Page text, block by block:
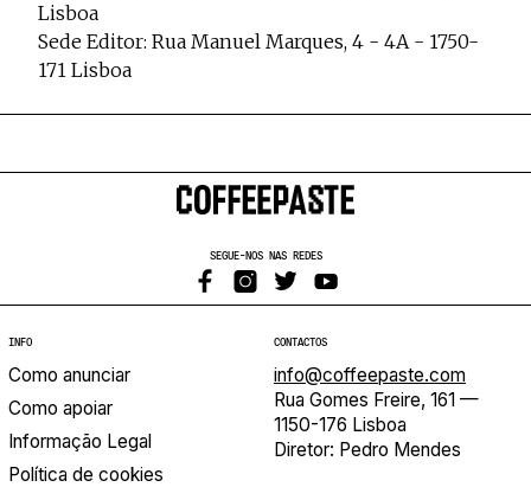
Lisboa
Sede Editor: Rua Manuel Marques, 4 - 4A - 1750-
171 Lisboa
SEGUE-NOS NAS REDES
INFO
Como anunciar
Como apoiar
Informação Legal
Política de cookies
CONTACTOS
info@coffeepaste.com
Rua Gomes Freire, 161 —
1150-176 Lisboa
Diretor: Pedro Mendes